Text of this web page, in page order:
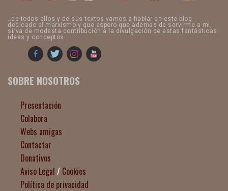
..de todos ellos y de sus textos vamos a hablar en este blog
dedicado al marxismo y que espero que ademas de servirme a mi,
sirva de modesta contribución a la divulgación de estas fantásticas
ideas y conceptos.
SOBRE NOSOTROS
Presentación
Colabora
Webs amigas
Contactar
Donativos
Aviso Legal / Cookies
Política de privacidad